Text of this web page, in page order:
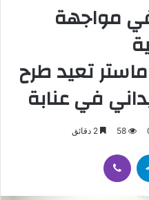
مواجهة
تعيد طرح
في عنابة
58
تيلقرام